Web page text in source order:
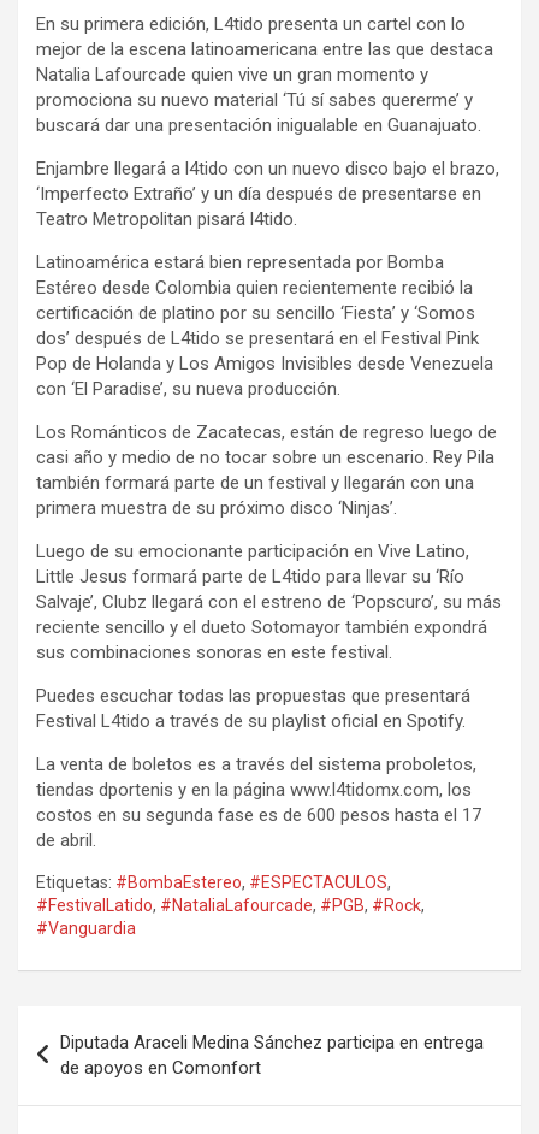
En su primera edición, L4tido presenta un cartel con lo
mejor de la escena latinoamericana entre las que destaca
Natalia Lafourcade quien vive un gran momento y
promociona su nuevo material ‘Tú sí sabes quererme’ y
buscará dar una presentación inigualable en Guanajuato.
Enjambre llegará a l4tido con un nuevo disco bajo el brazo,
‘Imperfecto Extraño’ y un día después de presentarse en
Teatro Metropolitan pisará l4tido.
Latinoamérica estará bien representada por Bomba
Estéreo desde Colombia quien recientemente recibió la
certificación de platino por su sencillo ‘Fiesta’ y ‘Somos
dos’ después de L4tido se presentará en el Festival Pink
Pop de Holanda y Los Amigos Invisibles desde Venezuela
con ‘El Paradise’, su nueva producción.
Los Románticos de Zacatecas, están de regreso luego de
casi año y medio de no tocar sobre un escenario. Rey Pila
también formará parte de un festival y llegarán con una
primera muestra de su próximo disco ‘Ninjas’.
Luego de su emocionante participación en Vive Latino,
Little Jesus formará parte de L4tido para llevar su ‘Río
Salvaje’, Clubz llegará con el estreno de ‘Popscuro’, su más
reciente sencillo y el dueto Sotomayor también expondrá
sus combinaciones sonoras en este festival.
Puedes escuchar todas las propuestas que presentará
Festival L4tido a través de su playlist oficial en Spotify.
La venta de boletos es a través del sistema proboletos,
tiendas dportenis y en la página www.l4tidomx.com, los
costos en su segunda fase es de 600 pesos hasta el 17
de abril.
Etiquetas: #BombaEstereo, #ESPECTACULOS,
#FestivalLatido, #NataliaLafourcade, #PGB, #Rock,
#Vanguardia
de
entradas
Diputada Araceli Medina Sánchez participa en entrega
de apoyos en Comonfort